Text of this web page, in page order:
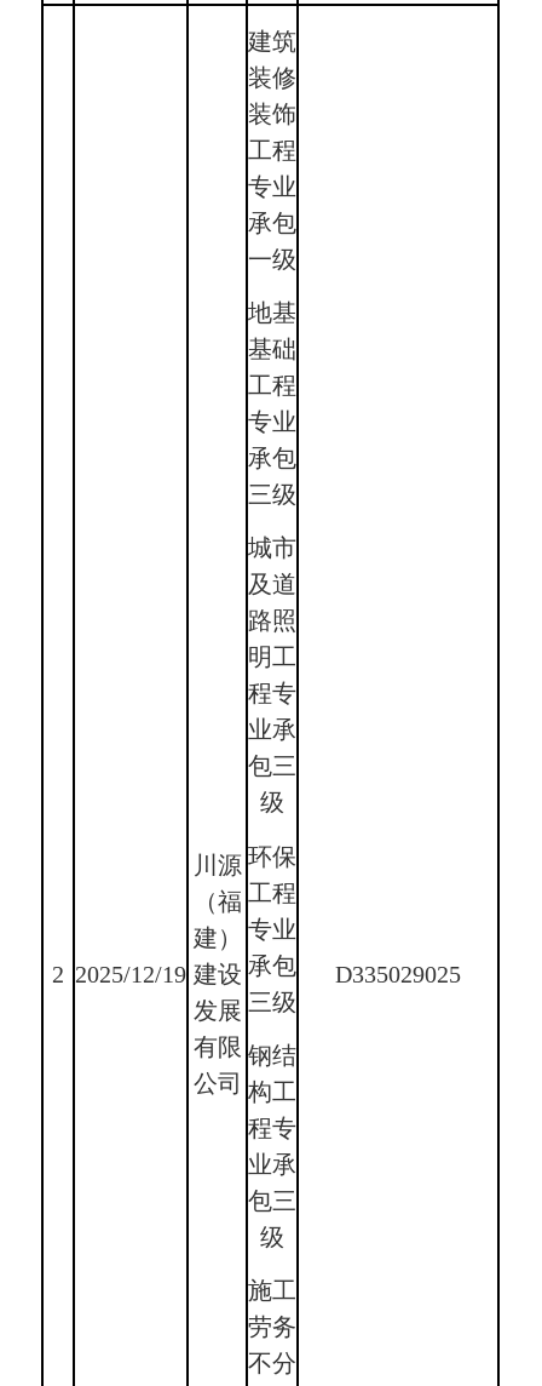
2 2025/12/19
川源
（福
建）
建设
发展
有限
公司
建筑
装修
装饰
工程
专业
承包
一级
地基
基础
工程
专业
承包
三级
城市
及道
路照
明工
程专
业承
包三
级
环保
工程
专业
承包
三级
钢结
构工
程专
业承
包三
级
施工
劳务
不分
D335029025